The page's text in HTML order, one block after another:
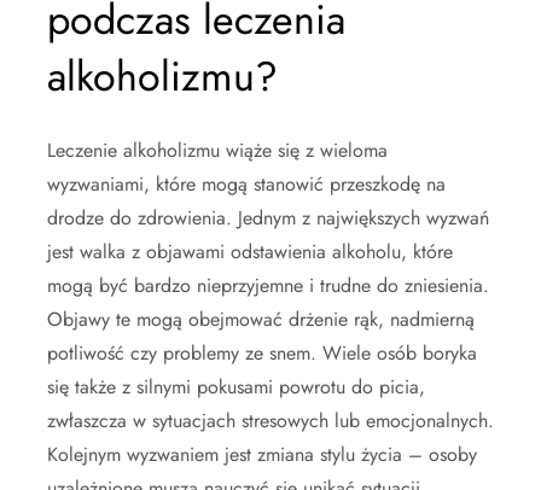
podczas leczenia
alkoholizmu?
Leczenie alkoholizmu wiąże się z wieloma
wyzwaniami, które mogą stanowić przeszkodę na
drodze do zdrowienia. Jednym z największych wyzwań
jest walka z objawami odstawienia alkoholu, które
mogą być bardzo nieprzyjemne i trudne do zniesienia.
Objawy te mogą obejmować drżenie rąk, nadmierną
potliwość czy problemy ze snem. Wiele osób boryka
się także z silnymi pokusami powrotu do picia,
zwłaszcza w sytuacjach stresowych lub emocjonalnych.
Kolejnym wyzwaniem jest zmiana stylu życia – osoby